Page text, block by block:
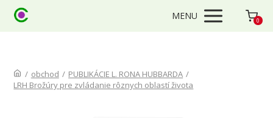
MENU 0
/ obchod / PUBLIKÁCIE L. RONA HUBBARDA /
LRH Brožúry pre zvládanie rôznych oblastí života